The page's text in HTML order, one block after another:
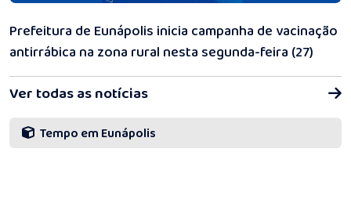
Prefeitura de Eunápolis inicia campanha de vacinação
antirrábica na zona rural nesta segunda-feira (27)
Ver todas as notícias
Tempo em Eunápolis